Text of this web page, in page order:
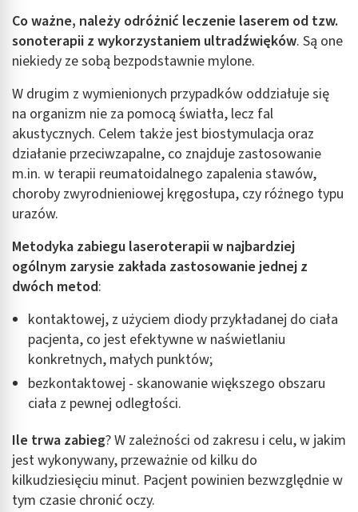
Co ważne, należy odróżnić leczenie laserem od tzw.
sonoterapii z wykorzystaniem ultradźwięków. Są one
niekiedy ze sobą bezpodstawnie mylone.
W drugim z wymienionych przypadków oddziałuje się
na organizm nie za pomocą światła, lecz fal
akustycznych. Celem także jest biostymulacja oraz
działanie przeciwzapalne, co znajduje zastosowanie
m.in. w terapii reumatoidalnego zapalenia stawów,
choroby zwyrodnieniowej kręgosłupa, czy różnego typu
urazów.
Metodyka zabiegu laseroterapii w najbardziej
ogólnym zarysie zakłada zastosowanie jednej z
dwóch metod:
kontaktowej, z użyciem diody przykładanej do ciała
pacjenta, co jest efektywne w naświetlaniu
konkretnych, małych punktów;
bezkontaktowej - skanowanie większego obszaru
ciała z pewnej odległości.
Ile trwa zabieg? W zależności od zakresu i celu, w jakim
jest wykonywany, przeważnie od kilku do
kilkudziesięciu minut. Pacjent powinien bezwzględnie w
tym czasie chronić oczy.